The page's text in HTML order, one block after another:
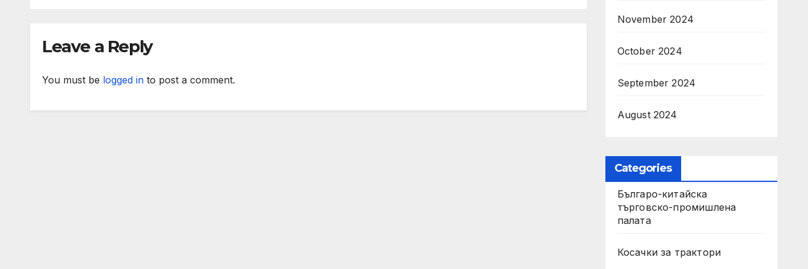
Leave a Reply
You must be logged in to post a comment.
November 2024
October 2024
September 2024
August 2024
Categories
Българо-китайска
търговско-промишлена
палата
Косачки за трактори